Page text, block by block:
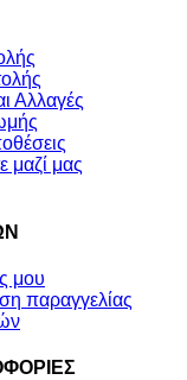
Αλλαγές
μαζί μας
μου
παραγγελίας